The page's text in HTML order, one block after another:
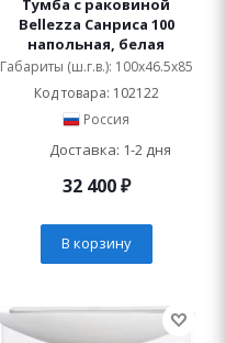
Тумба с раковиной
Bellezza Санриса 100
напольная, белая
Габариты (ш.г.в.): 100x46.5x85
Код товара: 102122
Россия
Доставка: 1-2 дня
32 400₽
В корзину